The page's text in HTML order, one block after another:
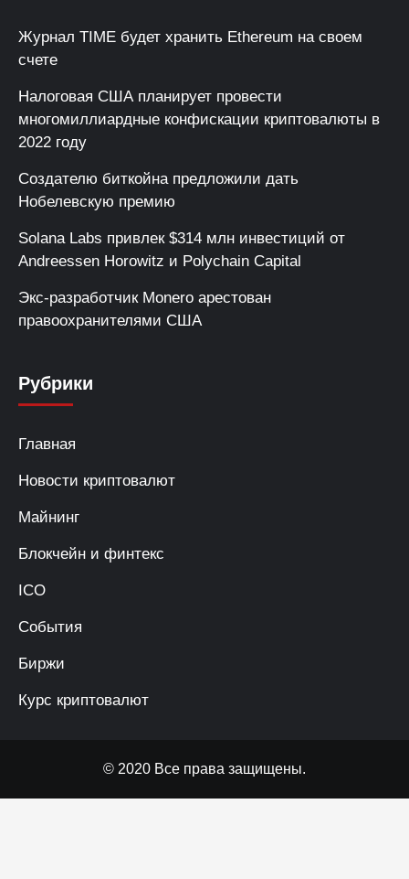
Журнал TIME будет хранить Ethereum на своем
счете
Налоговая США планирует провести
многомиллиардные конфискации криптовалюты в
2022 году
Создателю биткойна предложили дать
Нобелевскую премию
Solana Labs привлек $314 млн инвестиций от
Andreessen Horowitz и Polychain Capital
Экс-разработчик Monero арестован
правоохранителями США
Рубрики
Главная
Новости криптовалют
Майнинг
Блокчейн и финтекс
ICO
События
Биржи
Курс криптовалют
© 2020 Все права защищены.